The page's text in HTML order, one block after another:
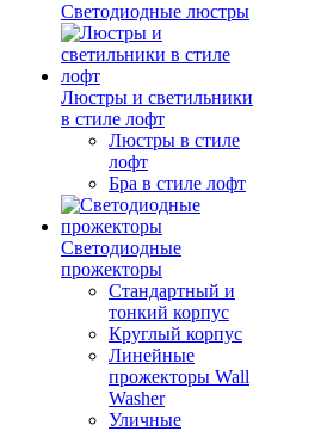
Светодиодные люстры
Люстры и светильники
в стиле лофт
Люстры в стиле
лофт
Бра в стиле лофт
Светодиодные
прожекторы
Стандартный и
тонкий корпус
Круглый корпус
Линейные
прожекторы Wall
Washer
Уличные